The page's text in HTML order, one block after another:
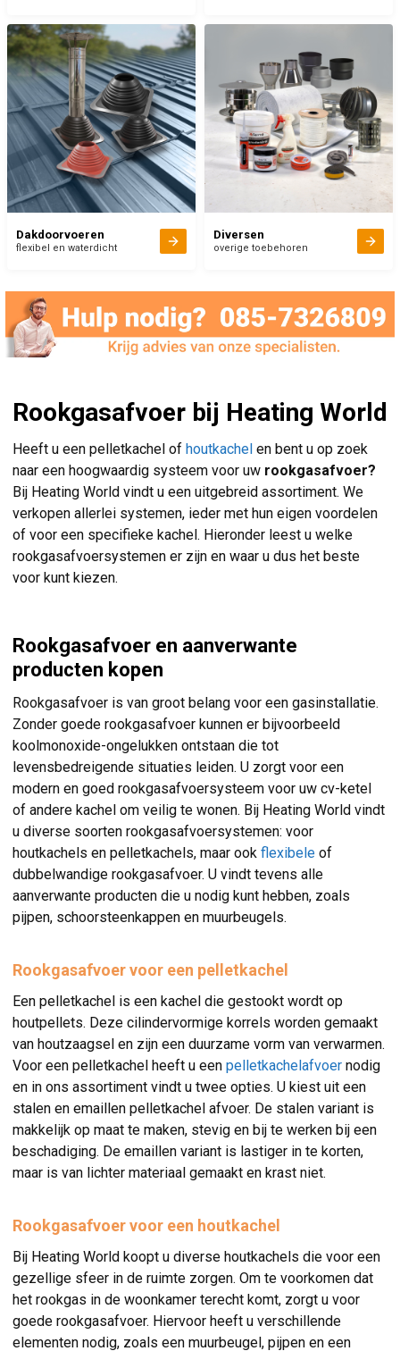
Dakdoorvoeren
flexibel en waterdicht
Diversen
overige toebehoren
Rookgasafvoer bij Heating World
Heeft u een pelletkachel of houtkachel en bent u op zoek
naar een hoogwaardig systeem voor uw rookgasafvoer?
Bij Heating World vindt u een uitgebreid assortiment. We
verkopen allerlei systemen, ieder met hun eigen voordelen
of voor een specifieke kachel. Hieronder leest u welke
rookgasafvoersystemen er zijn en waar u dus het beste
voor kunt kiezen.
Rookgasafvoer en aanverwante
producten kopen
Rookgasafvoer is van groot belang voor een gasinstallatie.
Zonder goede rookgasafvoer kunnen er bijvoorbeeld
koolmonoxide-ongelukken ontstaan die tot
levensbedreigende situaties leiden. U zorgt voor een
modern en goed rookgasafvoersysteem voor uw cv-ketel
of andere kachel om veilig te wonen. Bij Heating World vindt
u diverse soorten rookgasafvoersystemen: voor
houtkachels en pelletkachels, maar ook flexibele of
dubbelwandige rookgasafvoer. U vindt tevens alle
aanverwante producten die u nodig kunt hebben, zoals
pijpen, schoorsteenkappen en muurbeugels.
Rookgasafvoer voor een pelletkachel
Een pelletkachel is een kachel die gestookt wordt op
houtpellets. Deze cilindervormige korrels worden gemaakt
van houtzaagsel en zijn een duurzame vorm van verwarmen.
Voor een pelletkachel heeft u een pelletkachelafvoer nodig
en in ons assortiment vindt u twee opties. U kiest uit een
stalen en emaillen pelletkachel afvoer. De stalen variant is
makkelijk op maat te maken, stevig en bij te werken bij een
beschadiging. De emaillen variant is lastiger in te korten,
maar is van lichter materiaal gemaakt en krast niet.
Rookgasafvoer voor een houtkachel
Bij Heating World koopt u diverse houtkachels die voor een
gezellige sfeer in de ruimte zorgen. Om te voorkomen dat
het rookgas in de woonkamer terecht komt, zorgt u voor
goede rookgasafvoer. Hiervoor heeft u verschillende
elementen nodig, zoals een muurbeugel, pijpen en een